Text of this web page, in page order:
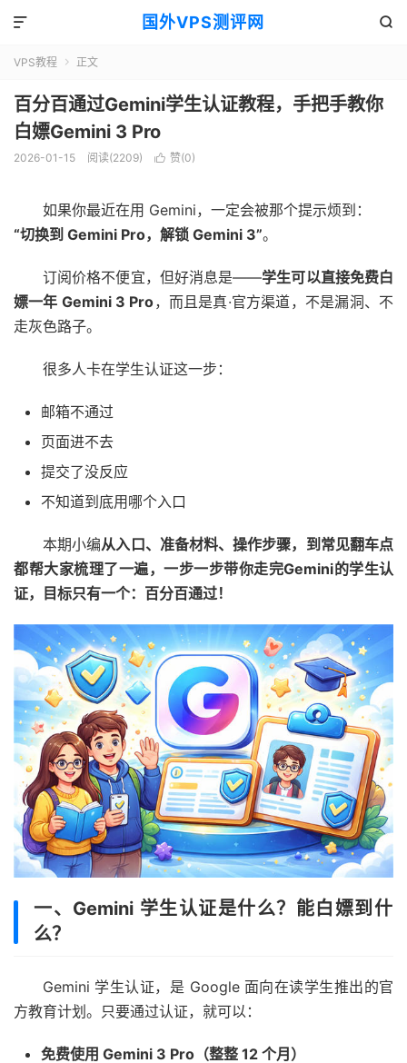
国外VPS测评网 

VPS教程  正文
百分百通过Gemini学生认证教程，手把手教你
白嫖Gemini 3 Pro
2026-01-15 阅读(2209)  赞(0)
如果你最近在用 Gemini，一定会被那个提示烦到：
“切换到 Gemini Pro，解锁 Gemini 3”。
订阅价格不便宜，但好消息是——学生可以直接免费白
嫖一年 Gemini 3 Pro，而且是真·官方渠道，不是漏洞、不
走灰色路子。
很多人卡在学生认证这一步：
邮箱不通过
页面进不去
提交了没反应
不知道到底用哪个入口
本期小编从入口、准备材料、操作步骤，到常见翻车点
都帮大家梳理了一遍，一步一步带你走完Gemini的学生认
证，目标只有一个：百分百通过！
一、Gemini 学生认证是什么？能白嫖到什
么？
Gemini 学生认证，是 Google 面向在读学生推出的官
方教育计划。只要通过认证，就可以：
免费使用 Gemini 3 Pro（整整 12 个月）